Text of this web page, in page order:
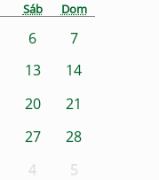
Sáb Dom
6
7
13
14
20
21
27
28
4 5